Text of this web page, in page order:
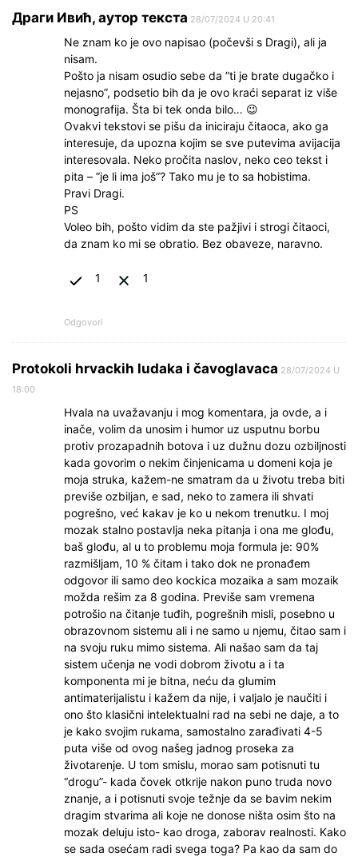
Драги Ивић, аутор текста 28/07/2024 U 20:41
Ne znam ko je ovo napisao (počevši s Dragi), ali ja
nisam.
Pošto ja nisam osudio sebe da ”ti je brate dugačko i
nejasno”, podsetio bih da je ovo kraći separat iz više
monografija. Šta bi tek onda bilo… 😉
Ovakvi tekstovi se pišu da iniciraju čitaoca, ako ga
interesuje, da upozna kojim se sve putevima avijacija
interesovala. Neko pročita naslov, neko ceo tekst i
pita – ”je li ima još”? Tako mu je to sa hobistima.
Pravi Dragi.
PS
Voleo bih, pošto vidim da ste pažjivi i strogi čitaoci,
da znam ko mi se obratio. Bez obaveze, naravno.
1 1
Odgovori
Protokoli hrvackih ludaka i čavoglavaca 28/07/2024 U
18:00
Hvala na uvažavanju i mog komentara, ja ovde, a i
inače, volim da unosim i humor uz usputnu borbu
protiv prozapadnih botova i uz dužnu dozu ozbiljnosti
kada govorim o nekim činjenicama u domeni koja je
moja struka, kažem-ne smatram da u životu treba biti
previše ozbiljan, e sad, neko to zamera ili shvati
pogrešno, već kakav je ko u nekom trenutku. I moj
mozak stalno postavlja neka pitanja i ona me glođu,
baš glođu, al u to problemu moja formula je: 90%
razmišljam, 10 % čitam i tako dok ne pronađem
odgovor ili samo deo kockica mozaika a sam mozaik
možda rešim za 8 godina. Previše sam vremena
potrošio na čitanje tuđih, pogrešnih misli, posebno u
obrazovnom sistemu ali i ne samo u njemu, čitao sam i
na svoju ruku mimo sistema. Ali našao sam da taj
sistem učenja ne vodi dobrom životu a i ta
komponenta mi je bitna, neću da glumim
antimaterijalistu i kažem da nije, i valjalo je naučiti i
ono što klasični intelektualni rad na sebi ne daje, a to
je kako svojim rukama, samostalno zarađivati 4-5
puta više od ovog našeg jadnog proseka za
životarenje. U tom smislu, morao sam potisnuti tu
“drogu”- kada čovek otkrije nakon puno truda novo
znanje, a i potisnuti svoje težnje da se bavim nekim
dragim stvarima ali koje ne donose ništa osim što na
mozak deluju isto- kao droga, zaborav realnosti. Kako
se sada osećam radi svega toga? Pa kao da sam do